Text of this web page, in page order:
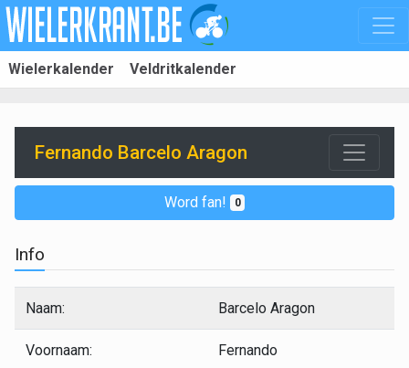
Wielerkalender Veldritkalender
Fernando Barcelo Aragon
Word fan! 0
Info
Naam: Barcelo Aragon
Voornaam: Fernando